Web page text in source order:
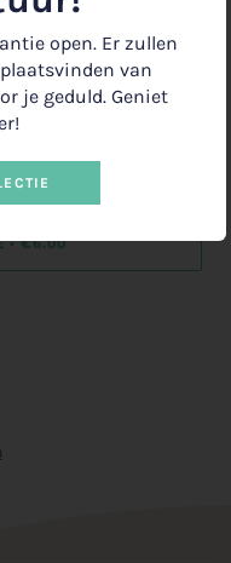
en zijn in gesloten
bedrukte matte folie +
• €6.00
open. Er zullen
van
je geduld. Geniet